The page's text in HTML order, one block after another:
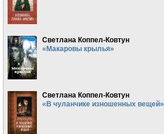
Светлана Коппел-Ковтун
«Макаровы крылья»
Светлана Коппел-Ковтун
«В чуланчике изношенных вещей»